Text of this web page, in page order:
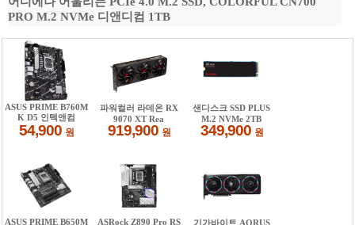
PRO M.2 NVMe 디앤디컴 1TB